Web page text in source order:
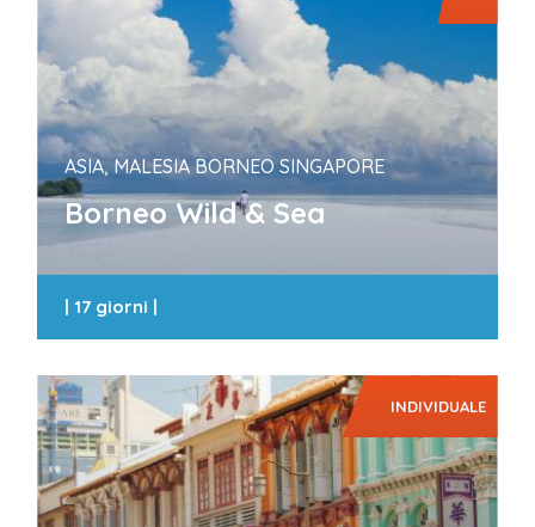
ASIA, MALESIA BORNEO SINGAPORE
Borneo Wild & Sea
|17 giorni |
INDIVIDUALE